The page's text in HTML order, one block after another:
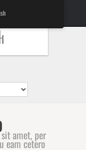
amet, per
eam cetero